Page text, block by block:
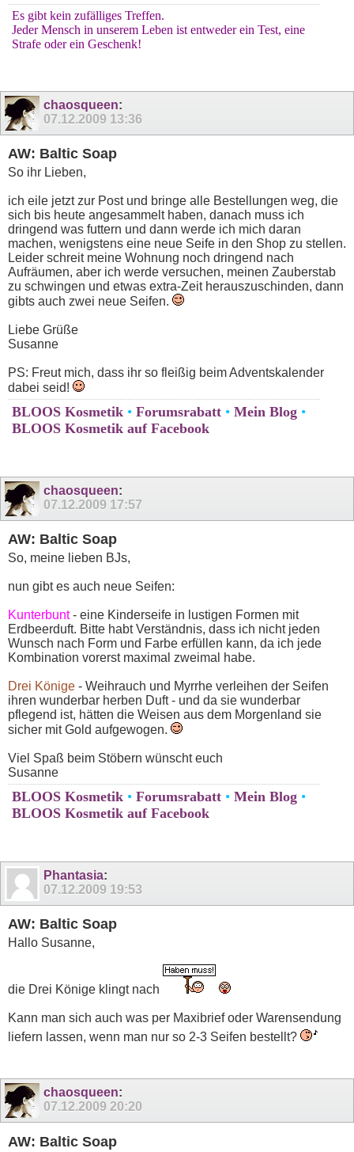
Es gibt kein zufälliges Treffen.
Jeder Mensch in unserem Leben ist entweder ein Test, eine
Strafe oder ein Geschenk!
chaosqueen:
07.12.2009 13:36
AW: Baltic Soap
So ihr Lieben,
ich eile jetzt zur Post und bringe alle Bestellungen weg, die
sich bis heute angesammelt haben, danach muss ich
dringend was futtern und dann werde ich mich daran
machen, wenigstens eine neue Seife in den Shop zu stellen.
Leider schreit meine Wohnung noch dringend nach
Aufräumen, aber ich werde versuchen, meinen Zauberstab
zu schwingen und etwas extra-Zeit herauszuschinden, dann
gibts auch zwei neue Seifen.
Liebe Grüße
Susanne
PS: Freut mich, dass ihr so fleißig beim Adventskalender
dabei seid!
BLOOS Kosmetik • Forumsrabatt • Mein Blog •
BLOOS Kosmetik auf Facebook
chaosqueen:
07.12.2009 17:57
AW: Baltic Soap
So, meine lieben BJs,
nun gibt es auch neue Seifen:
Kunterbunt- eine Kinderseife in lustigen Formen mit
Erdbeerduft. Bitte habt Verständnis, dass ich nicht jeden
Wunsch nach Form und Farbe erfüllen kann, da ich jede
Kombination vorerst maximal zweimal habe.
Drei Könige - Weihrauch und Myrrhe verleihen der Seifen
ihren wunderbar herben Duft - und da sie wunderbar
pflegend ist, hätten die Weisen aus dem Morgenland sie
sicher mit Gold aufgewogen.
Viel Spaß beim Stöbern wünscht euch
Susanne
BLOOS Kosmetik • Forumsrabatt • Mein Blog •
BLOOS Kosmetik auf Facebook
Phantasia:
07.12.2009 19:53
AW: Baltic Soap
Hallo Susanne,
die Drei Könige klingt nach
Kann man sich auch was per Maxibrief oder Warensendung
liefern lassen, wenn man nur so 2-3 Seifen bestellt?
chaosqueen:
07.12.2009 20:20
AW: Baltic Soap